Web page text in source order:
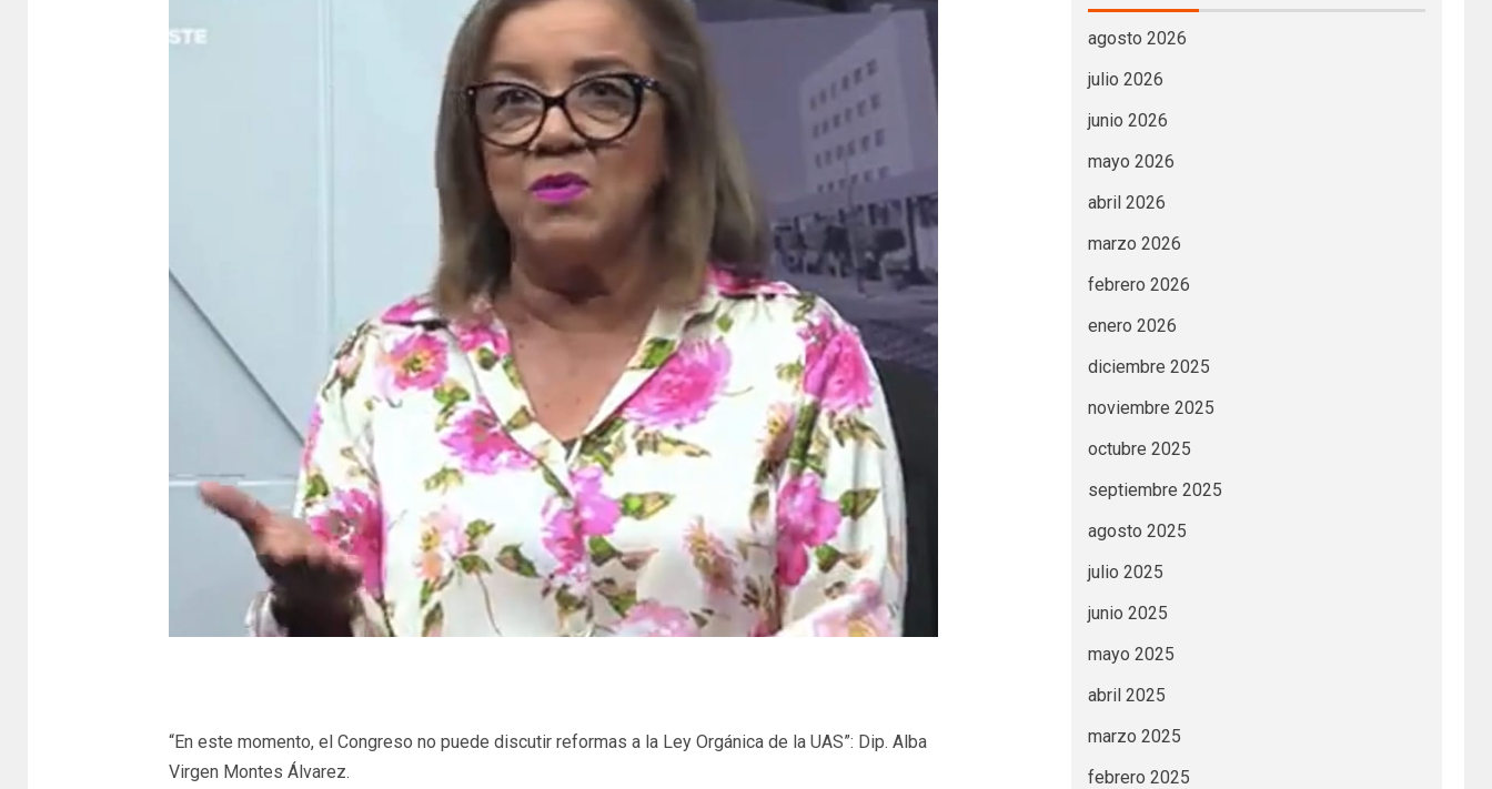
“En este momento, el Congreso no puede discutir reformas a la Ley Orgánica de la UAS”: Dip. Alba
Virgen Montes Álvarez.
agosto 2026
julio 2026
junio 2026
mayo 2026
abril 2026
marzo 2026
febrero 2026
enero 2026
diciembre 2025
noviembre 2025
octubre 2025
septiembre 2025
agosto 2025
julio 2025
junio 2025
mayo 2025
abril 2025
marzo 2025
febrero 2025